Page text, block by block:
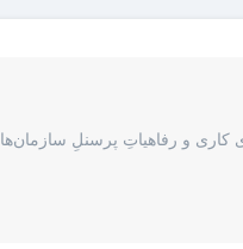
و رفاهیاتِ پرسنلِ سازمان‌ها